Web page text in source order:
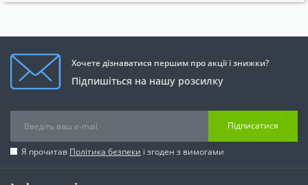
Хочете дізнаватися першим про акції і знижки?
Підпишіться на нашу розсилку
Підписатися
Я прочитав Політика безпеки і згоден з вимогами